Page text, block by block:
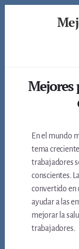
profesionales
Mejores
En el mundo
tema
trabajadores
conscientes.
convertido en
ayudar a las
mejorar la
trabajadores.